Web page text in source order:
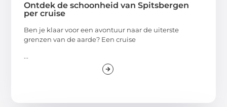
Ontdek de schoonheid van Spitsbergen
per cruise
Ben je klaar voor een avontuur naar de uiterste
grenzen van de aarde? Een cruise
...